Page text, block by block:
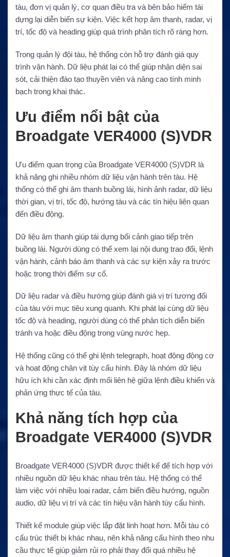
tàu, đơn vị quản lý, cơ quan điều tra và bên bảo hiểm tái
dựng lại diễn biến sự kiện. Việc kết hợp âm thanh, radar, vị
trí, tốc độ và heading giúp quá trình phân tích rõ ràng hơn.
Trong quản lý đội tàu, hệ thống còn hỗ trợ đánh giá quy
trình vận hành. Dữ liệu phát lại có thể giúp nhận diện sai
sót, cải thiện đào tạo thuyền viên và nâng cao tính minh
bạch trong khai thác.
Ưu điểm nổi bật của
Broadgate VER4000 (S)VDR
Ưu điểm quan trọng của Broadgate VER4000 (S)VDR là
khả năng ghi nhiều nhóm dữ liệu vận hành trên tàu. Hệ
thống có thể ghi âm thanh buồng lái, hình ảnh radar, dữ liệu
thời gian, vị trí, tốc độ, hướng tàu và các tín hiệu liên quan
đến điều động.
Dữ liệu âm thanh giúp tái dựng bối cảnh giao tiếp trên
buồng lái. Người dùng có thể xem lại nội dung trao đổi, lệnh
vận hành, cảnh báo âm thanh và các sự kiện xảy ra trước
hoặc trong thời điểm sự cố.
Dữ liệu radar và điều hướng giúp đánh giá vị trí tương đối
của tàu với mục tiêu xung quanh. Khi phát lại cùng dữ liệu
tốc độ và heading, người dùng có thể phân tích diễn biến
tránh va hoặc điều động trong vùng nước hẹp.
Hệ thống cũng có thể ghi lệnh telegraph, hoạt động động cơ
và hoạt động chân vịt tùy cấu hình. Đây là nhóm dữ liệu
hữu ích khi cần xác định mối liên hệ giữa lệnh điều khiển và
phản ứng thực tế của tàu.
Khả năng tích hợp của
Broadgate VER4000 (S)VDR
Broadgate VER4000 (S)VDR được thiết kế để tích hợp với
nhiều nguồn dữ liệu khác nhau trên tàu. Hệ thống có thể
làm việc với nhiều loại radar, cảm biến điều hướng, nguồn
audio, dữ liệu vị trí và các tín hiệu vận hành tùy cấu hình.
Thiết kế module giúp việc lắp đặt linh hoạt hơn. Mỗi tàu có
cấu trúc thiết bị khác nhau, nên khả năng cấu hình theo nhu
cầu thực tế giúp giảm rủi ro phải thay đổi quá nhiều hệ